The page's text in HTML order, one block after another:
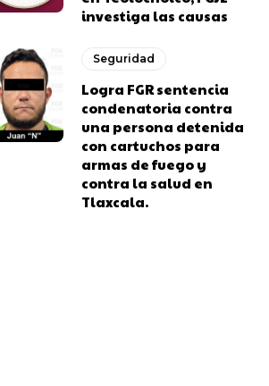
investiga las causas
Seguridad
Logra FGR sentencia
condenatoria contra
una persona detenida
con cartuchos para
armas de fuego y
contra la salud en
Tlaxcala.